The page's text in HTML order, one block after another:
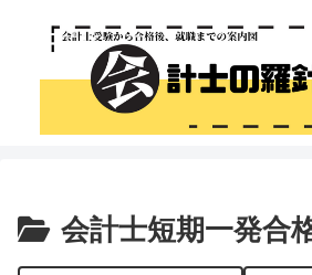
会計士短期一発合